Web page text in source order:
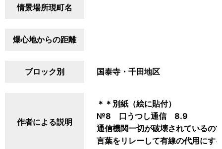
情景場所現町名
爆心地からの距離
ブロック別 国泰寺・千田地区
作者による説明
＊＊別紙（絵に貼付）
№8 口うつし通信 8.9
通信機関一切が破壊されているの
言葉をリレーして有線の代用にす